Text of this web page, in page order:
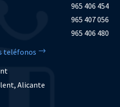
965 406 454
965 407 056
965 406 480
teléfonos
Alicante